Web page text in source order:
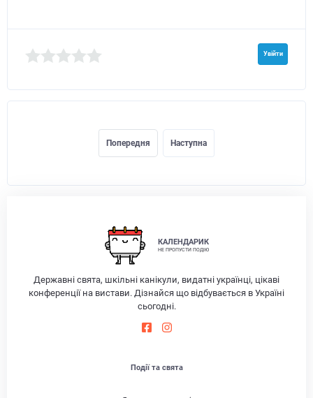
Увійти
Попередня Наступна
КАЛЕНДАРИК
НЕ ПРОПУСТИ ПОДІЮ
Державні свята, шкільні канікули, видатні українці, цікаві
конференції на вистави. Дізнайся що відбувається в Україні
сьогодні.
Події та свята